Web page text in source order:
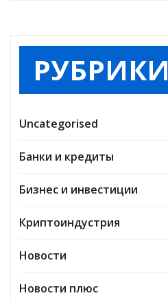
РУБРИКИ
Uncategorised
Банки и кредиты
Бизнес и инвестиции
Криптоиндустрия
Новости
Новости плюс